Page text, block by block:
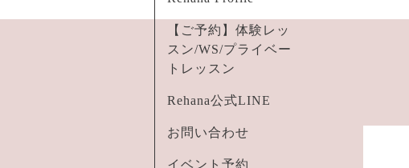
【ご予約】体験レッ
スン/WS/プライベー
トレッスン
Rehana公式LINE
お問い合わせ
イベント予約